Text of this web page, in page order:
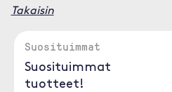
Takaisin
Suosituimmat
Suosituimmat
tuotteet!